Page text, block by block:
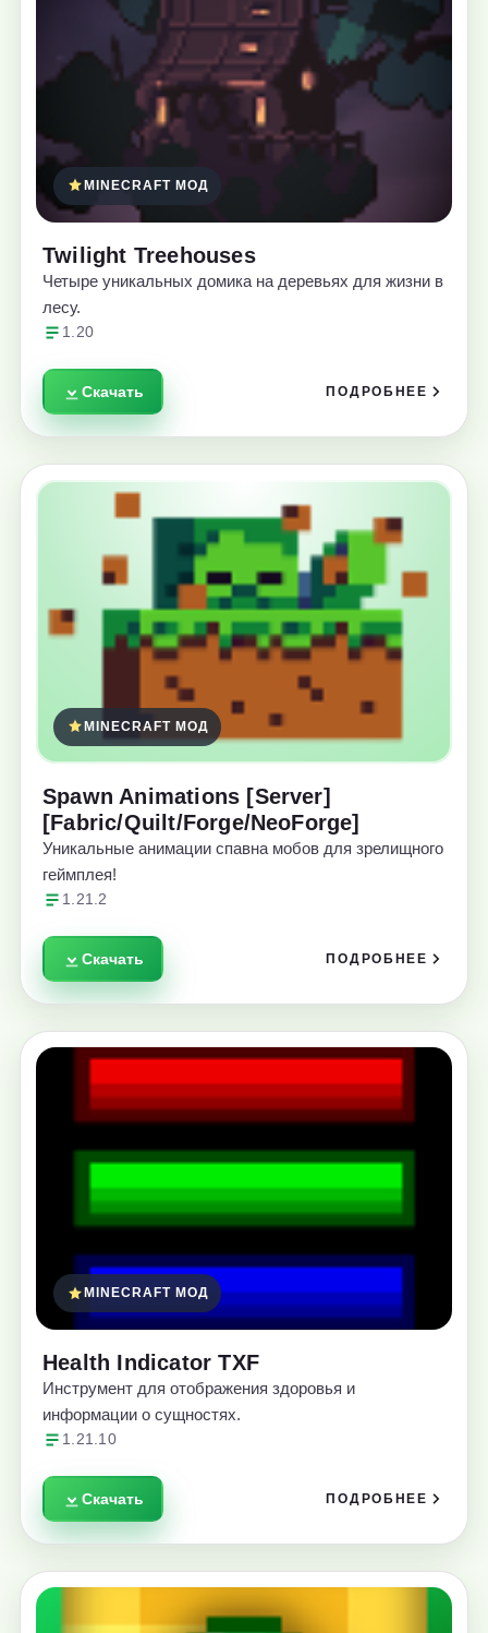
MINECRAFT МОД
Twilight Treehouses
Четыре уникальных домика на деревьях для жизни в
лесу.
1.20
Скачать ПОДРОБНЕЕ
MINECRAFT МОД
Spawn Animations [Server]
[Fabric/Quilt/Forge/NeoForge]
Уникальные анимации спавна мобов для зрелищного
геймплея!
1.21.2
Скачать ПОДРОБНЕЕ
MINECRAFT МОД
Health Indicator TXF
Инструмент для отображения здоровья и
информации о сущностях.
1.21.10
Скачать ПОДРОБНЕЕ